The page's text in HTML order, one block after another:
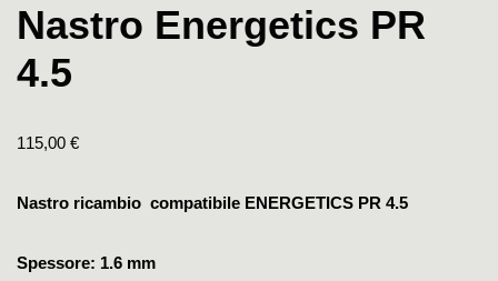
Nastro Energetics PR
4.5
115,00 €
Nastro ricambio compatibile ENERGETICS PR 4.5
Spessore: 1.6 mm